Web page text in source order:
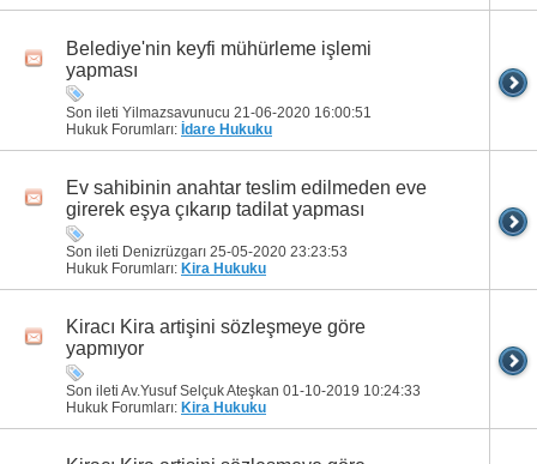
Belediye'nin keyfi mühürleme işlemi
yapması
Son ileti Yilmazsavunucu 21-06-2020 16:00:51
Hukuk Forumları: İdare Hukuku
Ev sahibinin anahtar teslim edilmeden eve
girerek eşya çıkarıp tadilat yapması
Son ileti Denizrüzgarı 25-05-2020 23:23:53
Hukuk Forumları: Kira Hukuku
Kiracı Kira artişini sözleşmeye göre
yapmıyor
Son ileti Av.Yusuf Selçuk Ateşkan 01-10-2019 10:24:33
Hukuk Forumları: Kira Hukuku